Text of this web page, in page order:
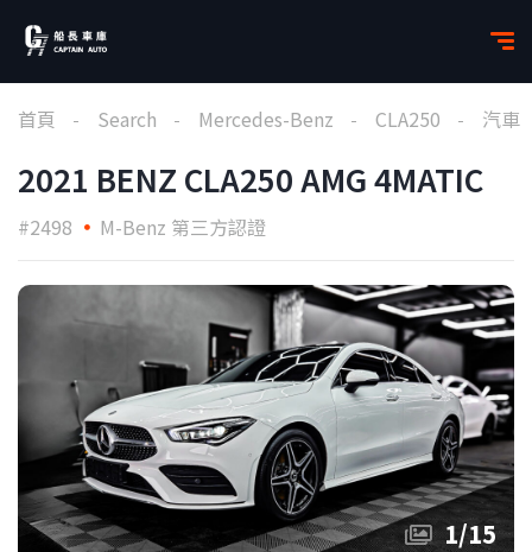
首頁 Search Mercedes-Benz CLA250 汽車
2021 BENZ CLA250 AMG 4MATIC
#2498 M-Benz 第三方認證
1/15